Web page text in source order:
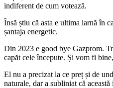
indiferent de cum votează.
Însă știu că asta e ultima iarnă în
șantaja energetic.
Din 2023 e good bye Gazprom.
capăt cele începute. Și vom fi
El nu a precizat la ce preț și de
naturale, dar a subliniat că